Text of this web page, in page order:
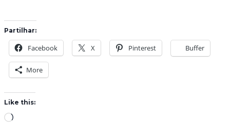
Partilhar:
Facebook X Pinterest Buffer
More
Like this:
L